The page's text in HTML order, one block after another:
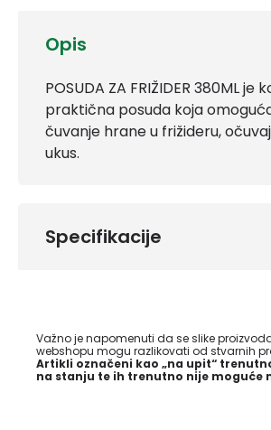
Opis
POSUDA ZA FRIŽIDER 380ML je
praktična posuda koja
čuvanje hrane u frižideru,
ukus.
Specifikacije
Važno je napomenuti da se slike
webshopu mogu razlikovati od stvarnih
Artikli označeni kao „na upit“
na stanju te ih trenutno nije moguće